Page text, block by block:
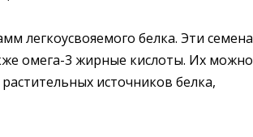
легкоусвояемого белка. Эти семена
омега-3 жирные кислоты. Их можно
источников белка,